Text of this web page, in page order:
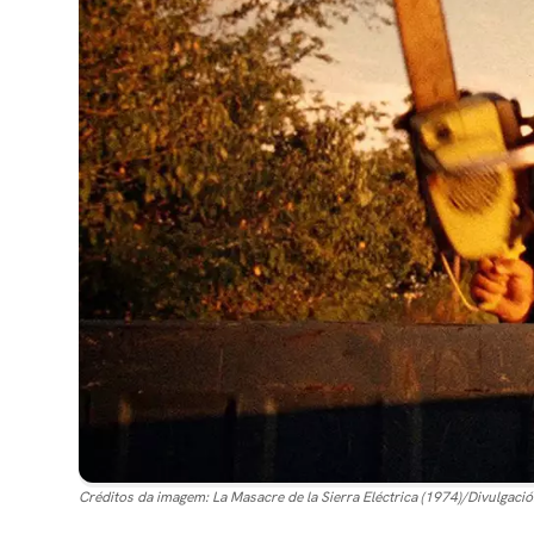
Créditos da imagem: La Masacre de la Sierra Eléctrica (1974)/